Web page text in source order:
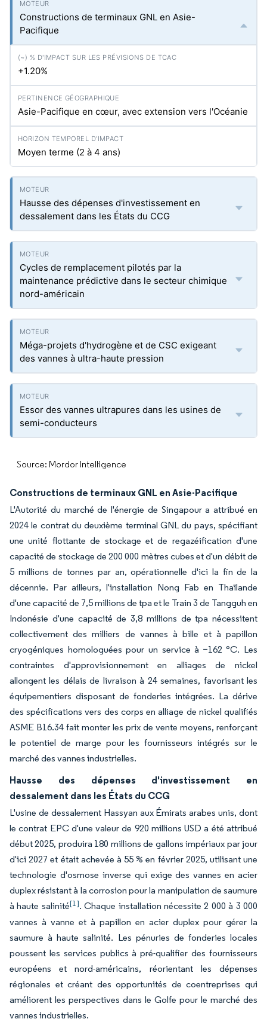
Constructions de terminaux GNL en Asie-
Pacifique
+1.20%
Asie-Pacifique en cœur, avec extension vers l'Océanie
Moyen terme (2 à 4 ans)
Hausse des dépenses d'investissement en
dessalement dans les États du CCG
Cycles de remplacement pilotés par la
maintenance prédictive dans le secteur chimique
nord-américain
Méga-projets d'hydrogène et de CSC exigeant
des vannes à ultra-haute pression
Essor des vannes ultrapures dans les usines de
semi-conducteurs
Source: Mordor Intelligence
Constructions de terminaux GNL en Asie-Pacifique
L'Autorité du marché de l'énergie de Singapour a attribué en
2024 le contrat du deuxième terminal GNL du pays, spécifiant
une unité flottante de stockage et de regazéification d'une
capacité de stockage de 200 000 mètres cubes et d'un débit de
5 millions de tonnes par an, opérationnelle d'ici la fin de la
décennie. Par ailleurs, l'installation Nong Fab en Thaïlande
d'une capacité de 7,5 millions de tpa et le Train 3 de Tangguh en
Indonésie d'une capacité de 3,8 millions de tpa nécessitent
collectivement des milliers de vannes à bille et à papillon
cryogéniques homologuées pour un service à −162 °C. Les
contraintes d'approvisionnement en alliages de nickel
allongent les délais de livraison à 24 semaines, favorisant les
équipementiers disposant de fonderies intégrées. La dérive
des spécifications vers des corps en alliage de nickel qualifiés
ASME B16.34 fait monter les prix de vente moyens, renforçant
le potentiel de marge pour les fournisseurs intégrés sur le
marché des vannes industrielles.
Hausse des dépenses d'investissement en
dessalement dans les États du CCG
L'usine de dessalement Hassyan aux Émirats arabes unis, dont
le contrat EPC d'une valeur de 920 millions USD a été attribué
début 2025, produira 180 millions de gallons impériaux par jour
d'ici 2027 et était achevée à 55 % en février 2025, utilisant une
technologie d'osmose inverse qui exige des vannes en acier
duplex résistant à la corrosion pour la manipulation de saumure
à haute salinité[1]. Chaque installation nécessite 2 000 à 3 000
vannes à vanne et à papillon en acier duplex pour gérer la
saumure à haute salinité. Les pénuries de fonderies locales
poussent les services publics à pré-qualifier des fournisseurs
européens et nord-américains, réorientant les dépenses
régionales et créant des opportunités de coentreprises qui
améliorent les perspectives dans le Golfe pour le marché des
vannes industrielles.